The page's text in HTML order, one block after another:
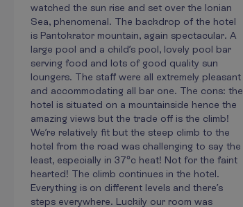
watched the sun rise and set over the Ionian
Sea, phenomenal. The backdrop of the hotel
is Pantokrator mountain, again spectacular. A
large pool and a child’s pool, lovely pool bar
serving food and lots of good quality sun
loungers. The staff were all extremely pleasant
and accommodating all bar one. The cons: the
hotel is situated on a mountainside hence the
amazing views but the trade off is the climb!
We’re relatively fit but the steep climb to the
hotel from the road was challenging to say the
least, especially in 37°c heat! Not for the faint
hearted! The climb continues in the hotel.
Everything is on different levels and there’s
steps everywhere. Luckily our room was